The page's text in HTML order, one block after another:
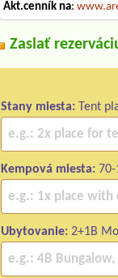
Akt.cenník na:
Zaslať
Stany miesta: Tent
Kempová miesta:
Ubytovanie: 2+1B